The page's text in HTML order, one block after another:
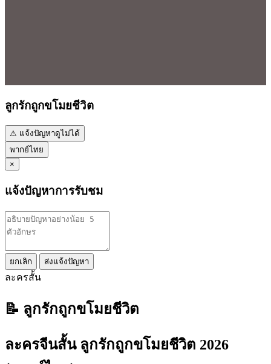
ลูกรักถูกขโมยชีวิต
⚠ แจ้งปัญหาดูไม่ได้
พากย์ไทย
×
แจ้งปัญหาการรับชม
ยกเลิก ส่งแจ้งปัญหา
ละครสั้น
📝 ลูกรักถูกขโมยชีวิต
ละครจีนสั้น ลูกรักถูกขโมยชีวิต 2026